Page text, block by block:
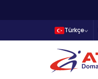
Türkçe